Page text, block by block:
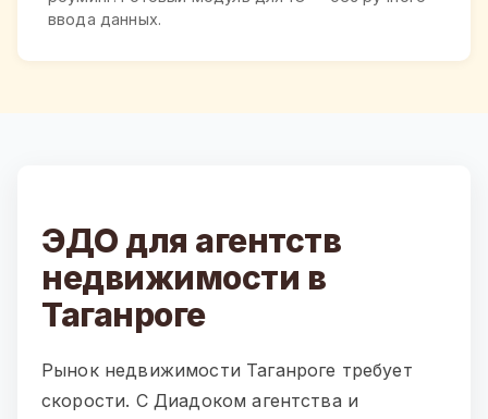
ввода данных.
ЭДО для агентств
недвижимости в
Таганроге
Рынок недвижимости Таганроге требует
скорости. С Диадоком агентства и